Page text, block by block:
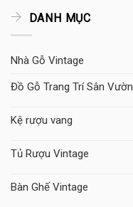
DANH MỤC
Nhà Gỗ Vintage
Đồ Gỗ Trang Trí Sân Vườn
Kệ rượu vang
Tủ Rượu Vintage
Bàn Ghế Vintage